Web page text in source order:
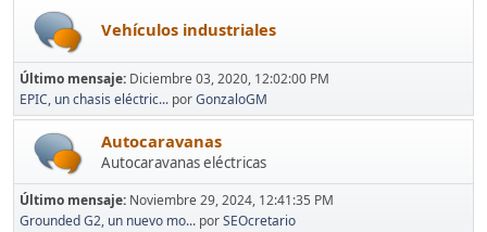
Vehículos industriales
Último mensaje: Diciembre 03, 2020, 12:02:00 PM
EPIC, un chasis eléctric... porGonzaloGM
Autocaravanas
Autocaravanas eléctricas
Último mensaje: Noviembre 29, 2024, 12:41:35 PM
Grounded G2, un nuevo mo... porSEOcretario